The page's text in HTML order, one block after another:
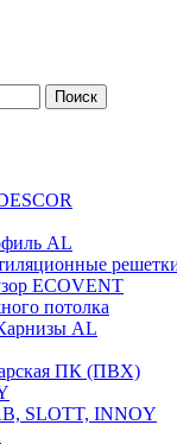
Поиск
AL
ECOVENT
потолка
AL
ПК (ПВХ)
SLOTT, INNOY